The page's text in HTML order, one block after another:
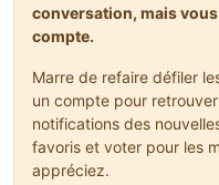
conversation, mais vous
compte.
Marre de refaire défiler
un compte pour
notifications des
favoris et voter pour les
appréciez.